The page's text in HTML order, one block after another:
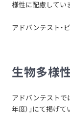
様性に配慮してい
アドバンテスト・
生物多様
アドバンテストで
年度）」にて掲げ